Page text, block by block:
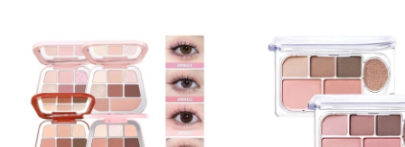
🎀 06 (Vỏ Hồng): Chính là chân ái cho hội “nghiện” sự ngọt
ngào. Tông màu chủ đạo là Hồng Ấm kết hợp Đào Sữa
Hạnh Nhân, cực kỳ phù hợp để đi học hay đi làm hàng
ngày.